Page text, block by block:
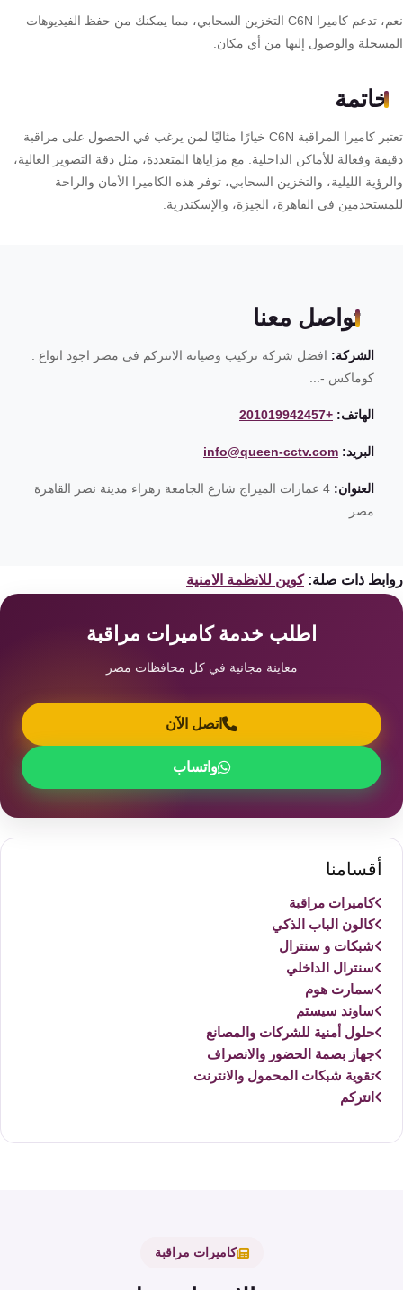
نعم، تدعم كاميرا C6N التخزين السحابي، مما يمكنك من حفظ الفيديوهات
والوصول إليها من أي مكان.
خاتمة
تعتبر كاميرا المراقبة C6N خيارًا مثاليًا لمن يرغب في الحصول على مراقبة
وفعالة للأماكن الداخلية. مع مزاياها المتعددة، مثل دقة التصوير العالية،
الليلية، والتخزين السحابي، توفر هذه الكاميرا الأمان والراحة
في القاهرة، الجيزة، والإسكندرية.
تواصل معنا
الشركة:افضل شركة تركيب وصيانة الانتركم فى مصر اجود انواع :
كوماكس -...
الهاتف: +201019942457
البريد: info@queen-cctv.com
العنوان:
4 عمارات الميراج شارع الجامعة زهراء مدينة نصر القاهرة
مصر
ذات صلة: كوين للانظمة الامنية
اطلب خدمة كاميرات مراقبة
معاينة مجانية في كل محافظات مصر
اتصل الآن
واتساب
أقسامنا
كاميرات مراقبة
كالون الباب الذكي
شبكات و سنترال
سنترال الداخلي
سمارت هوم
ساوند سيستم
حلول أمنية للشركات والمصانع
جهاز بصمة الحضور والانصراف
تقوية شبكات المحمول والانترنت
انتركم
كاميرات مراقبة